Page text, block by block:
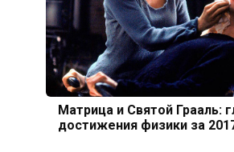
Матрица и Святой Грааль:
достижения физики за